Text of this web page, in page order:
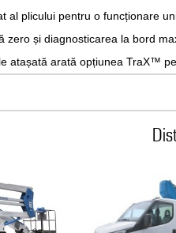
al plicului pentru o funcționare
zero și diagnosticarea la bord
atașată arată opțiunea TraX™